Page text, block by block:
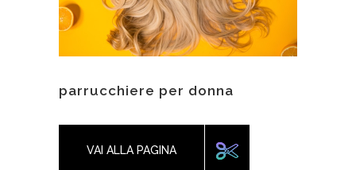
parrucchiere per donna
VAI ALLA PAGINA